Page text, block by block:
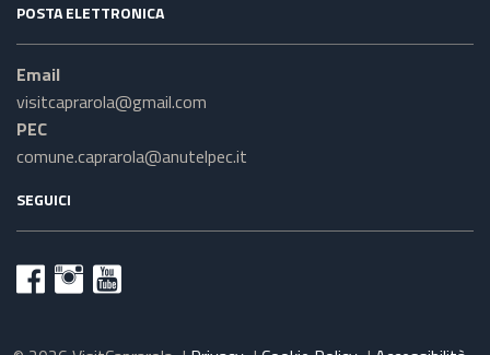
POSTA ELETTRONICA
Email
visitcaprarola@gmail.com
PEC
comune.caprarola@anutelpec.it
SEGUICI